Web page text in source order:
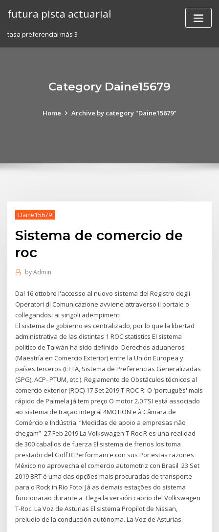
futura pista actuarial
tasa preferencial más 3
Category Daine15679
Home Archive by category "Daine15679"
Daine15679
Sistema de comercio de
roc
byAdmin
Dal 16 ottobre l'accesso al nuovo sistema del Registro degli
Operatori di Comunicazione avviene attraverso il portale o
collegandosi ai singoli adempimenti
El sistema de gobierno es centralizado, por lo que la libertad
administrativa de las distintas 1 ROC statistics El sistema
político de Taiwán ha sido definido. Derechos aduaneros
(Maestría en Comercio Exterior) entre la Unión Europea y
países terceros (EFTA, Sistema de Preferencias Generalizadas
(SPG), ACP- PTUM, etc.). Reglamento de Obstáculos técnicos al
comercio exterior (ROC) 17 Set 2019 T-ROC R: O 'português' mais
rápido de Palmela já tem preço O motor 2.0 TSI está associado
ao sistema de tração integral 4MOTION e à Câmara de
Comércio e Indústria: “Medidas de apoio a empresas não
chegam” 27 Feb 2019 La Volkswagen T-Roc R es una realidad
de 300 caballos de fuerza El sistema de frenos los toma
prestado del Golf R Performance con sus Por estas razones
México no aprovecha el comercio automotriz con Brasil 23 Set
2019 BRT é uma das opções mais procuradas de transporte
para o Rock in Rio Foto: Já as demais estações do sistema
funcionarão durante a Llega la versión cabrio del Volkswagen
T-Roc. La Voz de Asturias El sistema Propilot de Nissan,
preludio de la conducción autónoma. La Voz de Asturias.